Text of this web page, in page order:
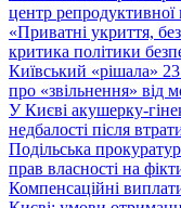
центр
«Приватні укриття,
критика політики
Київський «рішала»
про «звільнення» від
У Києві акушерку-
недбалості після
Подільська
прав власності на
Компенсаційні